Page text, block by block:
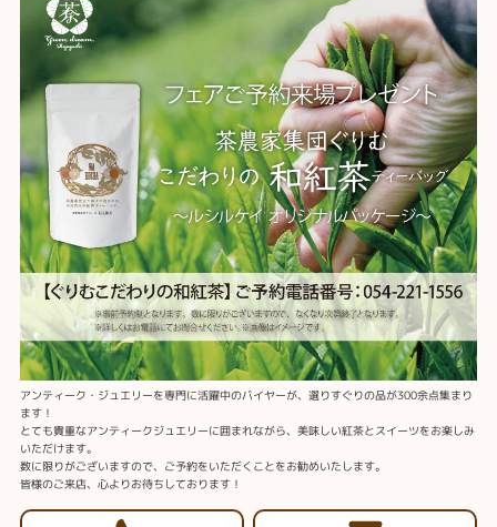
アンティーク・ジュエリーを専門に活躍中のバイヤーが、選りすぐりの品が300余点集まり
ます！
とても貴重なアンティークジュエリーに囲まれながら、美味しい紅茶とスイーツをお楽しみ
いただけます。
数に限りがございますので、ご予約をいただくことをお勧めいたします。
皆様のご来店、心よりお待ちしております！